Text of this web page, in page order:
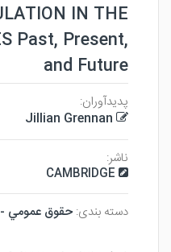
IN THE
Past, Present,
and Future
پدیدآوران:
Jillian Grennan
ناشر:
CAMBRIDGE
دسته بندی: حقوق عمومي -